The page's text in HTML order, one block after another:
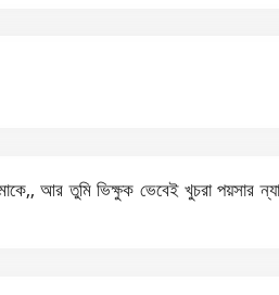
আর তুমি ভিক্ষুক ভেবেই খুচরা পয়সার